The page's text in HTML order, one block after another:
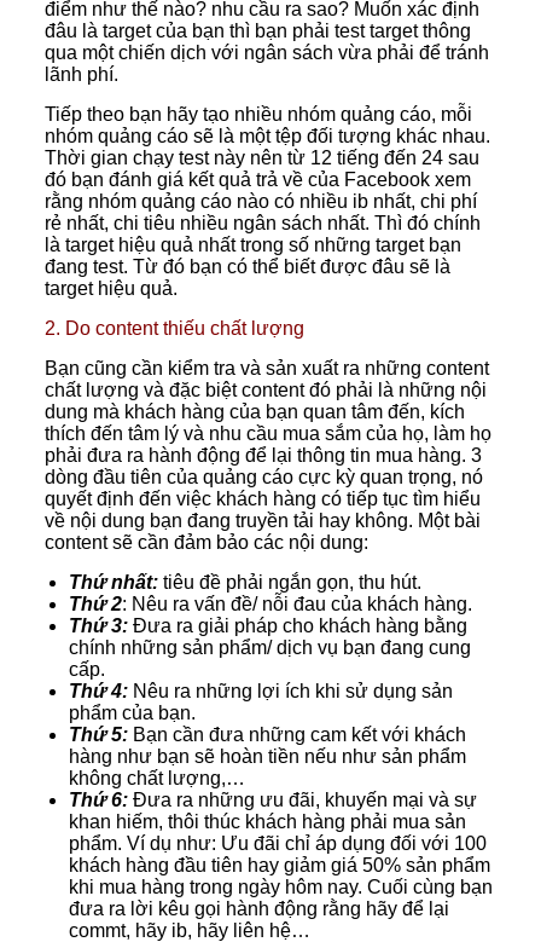
điểm như thế nào? nhu cầu ra sao? Muốn xác định
đâu là target của bạn thì bạn phải test target thông
qua một chiến dịch với ngân sách vừa phải để tránh
lãnh phí.
Tiếp theo bạn hãy tạo nhiều nhóm quảng cáo, mỗi
nhóm quảng cáo sẽ là một tệp đối tượng khác nhau.
Thời gian chạy test này nên từ 12 tiếng đến 24 sau
đó bạn đánh giá kết quả trả về của Facebook xem
rằng nhóm quảng cáo nào có nhiều ib nhất, chi phí
rẻ nhất, chi tiêu nhiều ngân sách nhất. Thì đó chính
là target hiệu quả nhất trong số những target bạn
đang test. Từ đó bạn có thể biết được đâu sẽ là
target hiệu quả.
2. Do content thiếu chất lượng
Bạn cũng cần kiểm tra và sản xuất ra những content
chất lượng và đặc biệt content đó phải là những nội
dung mà khách hàng của bạn quan tâm đến, kích
thích đến tâm lý và nhu cầu mua sắm của họ, làm họ
phải đưa ra hành động để lại thông tin mua hàng. 3
dòng đầu tiên của quảng cáo cực kỳ quan trọng, nó
quyết định đến việc khách hàng có tiếp tục tìm hiểu
về nội dung bạn đang truyền tải hay không. Một bài
content sẽ cần đảm bảo các nội dung:
Thứ nhất:tiêu đề phải ngắn gọn, thu hút.
Thứ 2: Nêu ra vấn đề/ nỗi đau của khách hàng.
Thứ 3:Đưa ra giải pháp cho khách hàng bằng
chính những sản phẩm/ dịch vụ bạn đang cung
cấp.
Thứ 4: Nêu ra những lợi ích khi sử dụng sản
phẩm của bạn.
Thứ 5: Bạn cần đưa những cam kết với khách
hàng như bạn sẽ hoàn tiền nếu như sản phẩm
không chất lượng,…
Thứ 6: Đưa ra những ưu đãi, khuyến mại và sự
khan hiếm, thôi thúc khách hàng phải mua sản
phẩm. Ví dụ như: Ưu đãi chỉ áp dụng đối với 100
khách hàng đầu tiên hay giảm giá 50% sản phẩm
khi mua hàng trong ngày hôm nay. Cuối cùng bạn
đưa ra lời kêu gọi hành động rằng hãy để lại
commt, hãy ib, hãy liên hệ…